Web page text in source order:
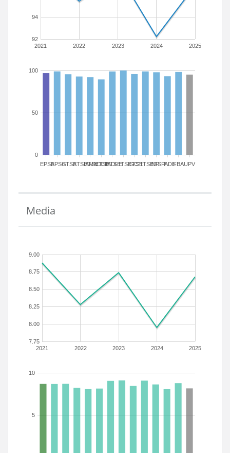
2021 2022 2023 2024 2025
92
94
EPSAEPSGETSAETSIAMN
ETSICCP
ETSIADI
ETSIEETSIGCT
ETSIIETSINFETSITFADEFBAUPV
0
50
100
Media
2021 2022 2023 2024 2025
7.75
8.00
8.25
8.50
8.75
9.00
5
10